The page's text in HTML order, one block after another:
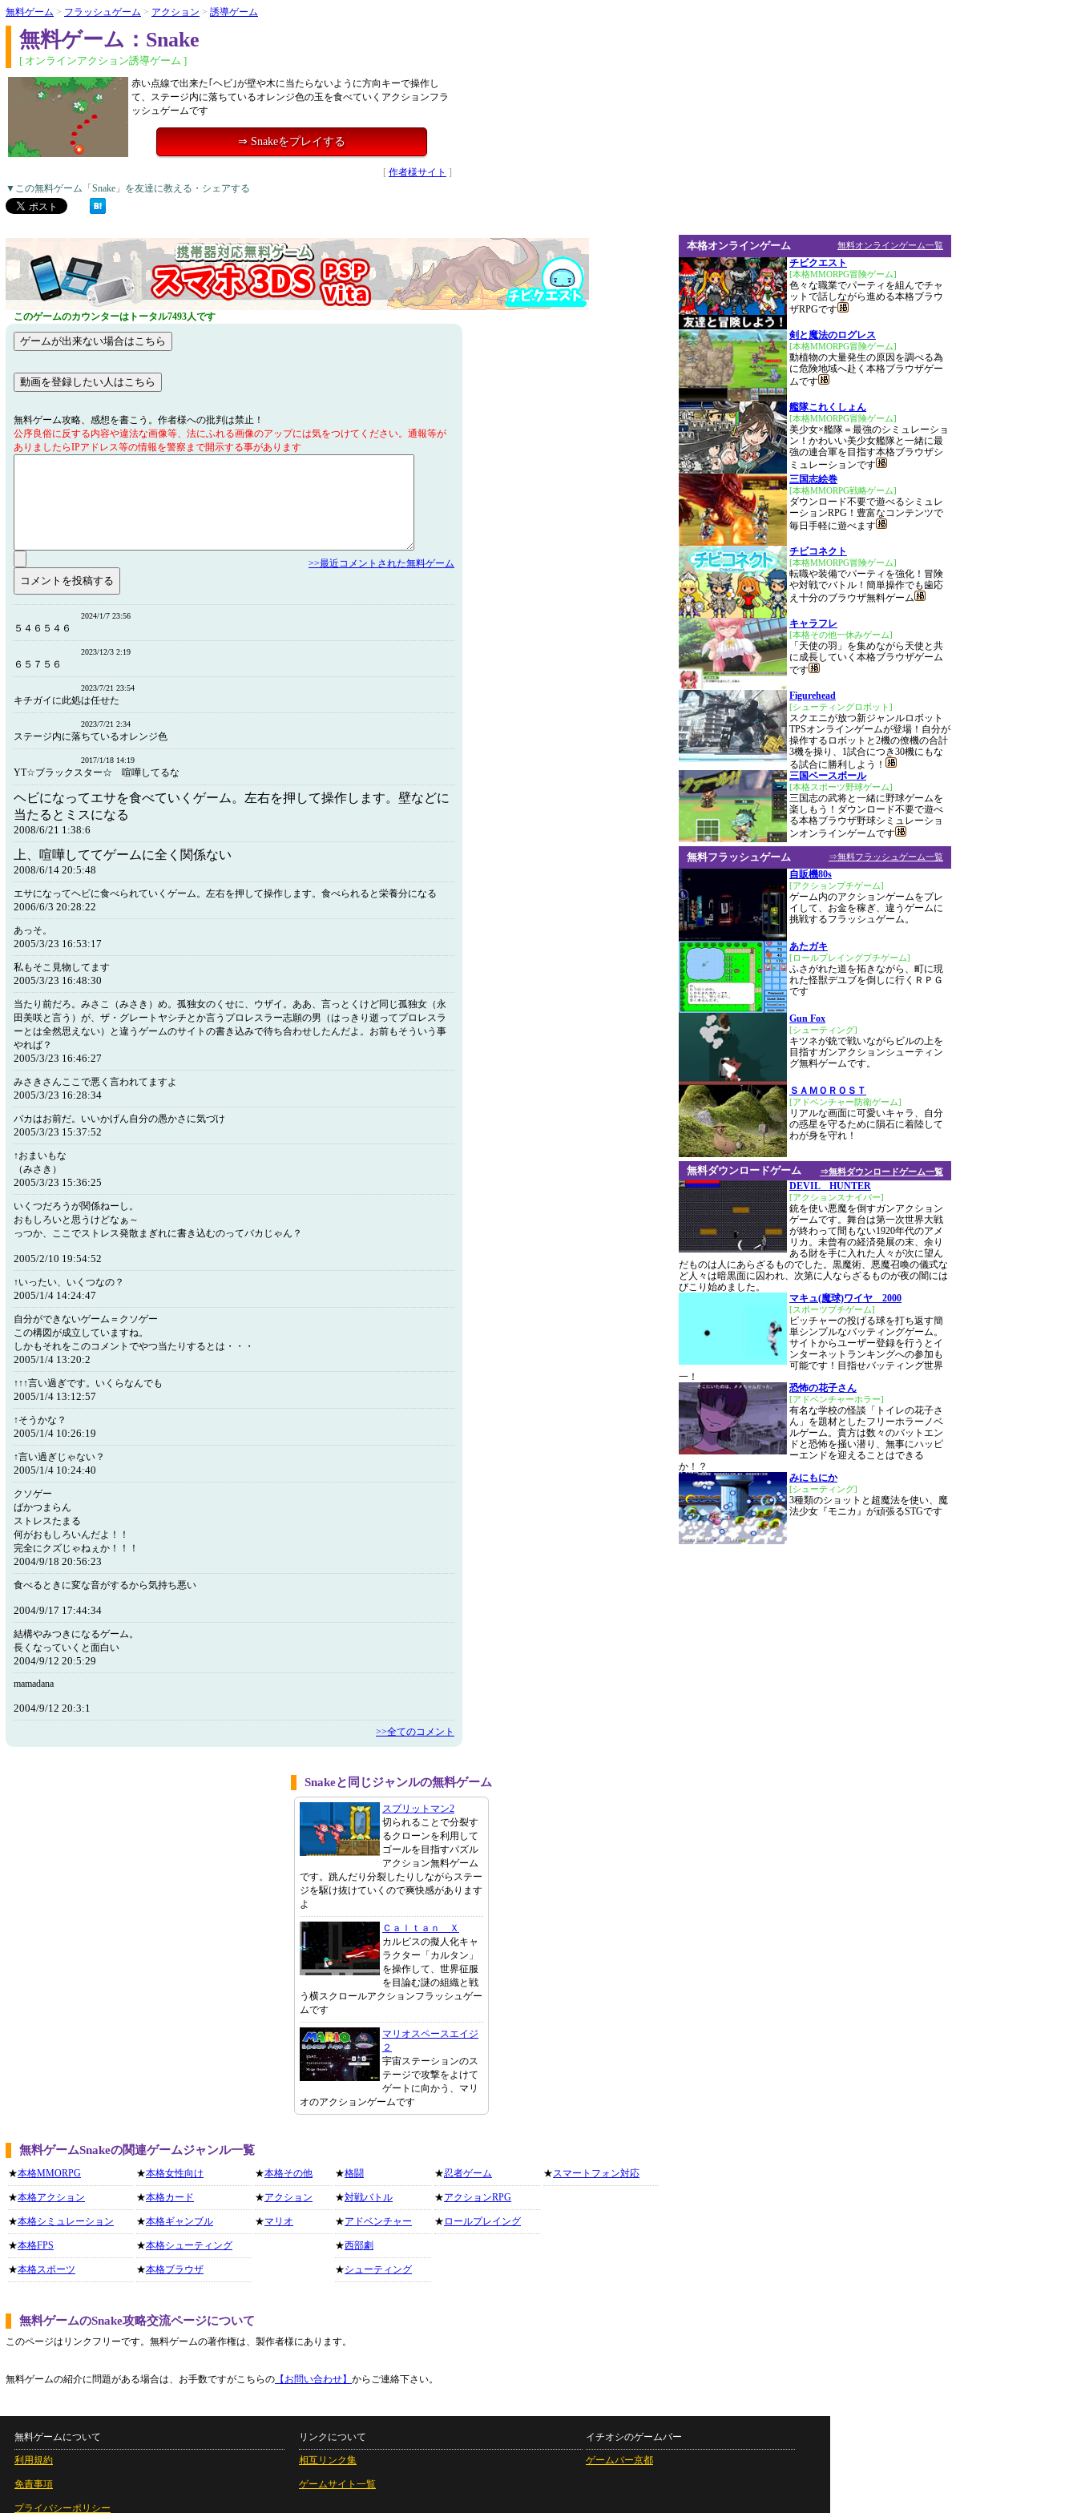
無料ゲーム > フラッシュゲーム > アクション > 誘導ゲーム
無料ゲーム：Snake
[ オンラインアクション誘導ゲーム ]
赤い点線で出来た｢ヘビ｣が壁や木に当たらないように方向キーで操作し
て、ステージ内に落ちているオレンジ色の玉を食べていくアクションフラ
ッシュゲームです
⇒ Snakeをプレイする
[ 作者様サイト ]
▼この無料ゲーム「Snake」を友達に教える・シェアする
このゲームのカウンターはトータル7493人です
無料ゲーム攻略、感想を書こう。作者様への批判は禁止！
公序良俗に反する内容や違法な画像等、法にふれる画像のアップには気をつけてください。通報等が
ありましたらIPアドレス等の情報を警察まで開示する事があります
>>最近コメントされた無料ゲーム
2024/1/7 23:56
５４６５４６
2023/12/3 2:19
６５７５６
2023/7/21 23:54
キチガイに此処は任せた
2023/7/21 2:34
ステージ内に落ちているオレンジ色
2017/1/18 14:19
YT☆ブラックスター☆ 喧嘩してるな
ヘビになってエサを食べていくゲーム。左右を押して操作します。壁などに
当たるとミスになる
2008/6/21 1:38:6
上、喧嘩しててゲームに全く関係ない
2008/6/14 20:5:48
エサになってヘビに食べられていくゲーム。左右を押して操作します。食べられると栄養分になる
2006/6/3 20:28:22
あっそ。
2005/3/23 16:53:17
私もそこ見物してます
2005/3/23 16:48:30
当たり前だろ。みさこ（みさき）め。孤独女のくせに、ウザイ。ああ、言っとくけど同じ孤独女（永
田美咲と言う）が、ザ・グレートヤシチとか言うプロレスラー志願の男（はっきり逝ってプロレスラ
ーとは全然思えない）と違うゲームのサイトの書き込みで待ち合わせしたんだよ。お前もそういう事
やれば？
2005/3/23 16:46:27
みさきさんここで悪く言われてますよ
2005/3/23 16:28:34
バカはお前だ。いいかげん自分の愚かさに気づけ
2005/3/23 15:37:52
↑おまいもな
（みさき）
2005/3/23 15:36:25
いくつだろうが関係ねーし。
おもしろいと思うけどなぁ～
っつか、ここでストレス発散まぎれに書き込むのってバカじゃん？
2005/2/10 19:54:52
↑いったい、いくつなの？
2005/1/4 14:24:47
自分ができないゲーム＝クソゲー
この構図が成立していますね。
しかもそれをこのコメントでやつ当たりするとは・・・
2005/1/4 13:20:2
↑↑↑言い過ぎです。いくらなんでも
2005/1/4 13:12:57
↑そうかな？
2005/1/4 10:26:19
↑言い過ぎじゃない？
2005/1/4 10:24:40
クソゲー
ばかつまらん
ストレスたまる
何がおもしろいんだよ！！
完全にクズじゃねぇか！！！
2004/9/18 20:56:23
食べるときに変な音がするから気持ち悪い
2004/9/17 17:44:34
結構やみつきになるゲーム。
長くなっていくと面白い
2004/9/12 20:5:29
mamadana
2004/9/12 20:3:1
>>全てのコメント
Snakeと同じジャンルの無料ゲーム
スプリットマン2
切られることで分裂す
るクローンを利用して
ゴールを目指すパズル
アクション無料ゲーム
です。跳んだり分裂したりしながらステー
ジを駆け抜けていくので爽快感があります
よ
Ｃａｌｔａｎ Ｘ
カルピスの擬人化キャ
ラクター「カルタン」
を操作して、世界征服
を目論む謎の組織と戦
う横スクロールアクションフラッシュゲー
ムです
マリオスペースエイジ
２
宇宙ステーションのス
テージで攻撃をよけて
ゲートに向かう、マリ
オのアクションゲームです
無料ゲームSnakeの関連ゲームジャンル一覧
★本格MMORPG
★本格アクション
★本格シミュレーション
★本格FPS
★本格スポーツ
★本格女性向け
★本格カード
★本格ギャンブル
★本格シューティング
★本格ブラウザ
★本格その他
★アクション
★マリオ
★格闘
★対戦バトル
★アドベンチャー
★西部劇
★シューティング
★忍者ゲーム
★アクションRPG
★ ロールプレイング
★スマートフォン対応
無料ゲームのSnake攻略交流ページについて
このページはリンクフリーです。無料ゲームの著作権は、製作者様にあります。
無料ゲームの紹介に問題がある場合は、お手数ですがこちらの 【お問い合わせ】 からご連絡下さい。
無料オンラインゲーム一覧
本格オンラインゲーム
チビクエスト
[本格MMORPG冒険ゲーム]
色々な職業でパーティを組んでチャ
ットで話しながら進める本格ブラウ
ザRPGです
剣と魔法のログレス
[本格MMORPG冒険ゲーム]
動植物の大量発生の原因を調べる為
に危険地域へ赴く本格ブラウザゲー
ムです
艦隊これくしょん
[本格MMORPG冒険ゲーム]
美少女×艦隊＝最強のシミュレーショ
ン！かわいい美少女艦隊と一緒に最
強の連合軍を目指す本格ブラウザシ
ミュレーションです
三国志絵巻
[本格MMORPG戦略ゲーム]
ダウンロード不要で遊べるシミュレ
ーションRPG！豊富なコンテンツで
毎日手軽に遊べます
チビコネクト
[本格MMORPG冒険ゲーム]
転職や装備でパーティを強化！冒険
や対戦でバトル！簡単操作でも歯応
え十分のブラウザ無料ゲーム
キャラフレ
[本格その他一休みゲーム]
「天使の羽」を集めながら天使と共
に成長していく本格ブラウザゲーム
です
Figurehead
[シューティングロボット]
スクエニが放つ新ジャンルロボット
TPSオンラインゲームが登場！自分が
操作するロボットと2機の僚機の合計
3機を操り、1試合につき30機にもな
る試合に勝利しよう！
三国ベースボール
[本格スポーツ野球ゲーム]
三国志の武将と一緒に野球ゲームを
楽しもう！ダウンロード不要で遊べ
る本格ブラウザ野球シミュレーショ
ンオンラインゲームです
⇒無料フラッシュゲーム一覧
無料フラッシュゲーム
自販機80s
[アクションプチゲーム]
ゲーム内のアクションゲームをプレ
イして、お金を稼ぎ、違うゲームに
挑戦するフラッシュゲーム。
あたガキ
[ロールプレイングプチゲーム]
ふさがれた道を拓きながら、町に現
れた怪獣デユブを倒しに行くＲＰＧ
です
Gun Fox
[シューティング]
キツネが銃で戦いながらビルの上を
目指すガンアクションシューティン
グ無料ゲームです。
ＳＡＭＯＲＯＳＴ
[アドベンチャー防衛ゲーム]
リアルな画面に可愛いキャラ、自分
の惑星を守るために隕石に着陸して
わが身を守れ！
⇒無料ダウンロードゲーム一覧
無料ダウンロードゲーム
DEVIL HUNTER
[アクションスナイパー]
銃を使い悪魔を倒すガンアクション
ゲームです。舞台は第一次世界大戦
が終わって間もない1920年代のアメ
リカ。未曾有の経済発展の末、余り
ある財を手に入れた人々が次に望ん
だものは人にあらざるものでした。黒魔術、悪魔召喚の儀式な
ど人々は暗黒面に囚われ、次第に人ならざるものが夜の闇には
びこり始めました。
マキュ(魔球)ワイヤ 2000
[スポーツプチゲーム]
ピッチャーの投げる球を打ち返す簡
単シンプルなバッティングゲーム。
サイトからユーザー登録を行うとイ
ンターネットランキングへの参加も
可能です！目指せバッティング世界
一！
恐怖の花子さん
[アドベンチャーホラー]
有名な学校の怪談「トイレの花子さ
ん」を題材としたフリーホラーノベ
ルゲーム。貴方は数々のバットエン
ドと恐怖を掻い潜り、無事にハッピ
ーエンドを迎えることはできる
か！？
みにもにか
[シューティング]
3種類のショットと超魔法を使い、魔
法少女『モニカ』が頑張るSTGです
無料ゲームについて
利用規約
免責事項
プライバシーポリシー
リンクについて
相互リンク集
ゲームサイト一覧
イチオシのゲームバー
ゲームバー京都